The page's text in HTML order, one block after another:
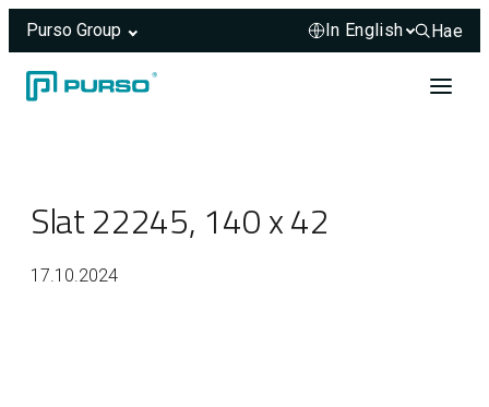
Purso Group
Hae
Hae
Slat 22245, 140 x 42
17.10.2024